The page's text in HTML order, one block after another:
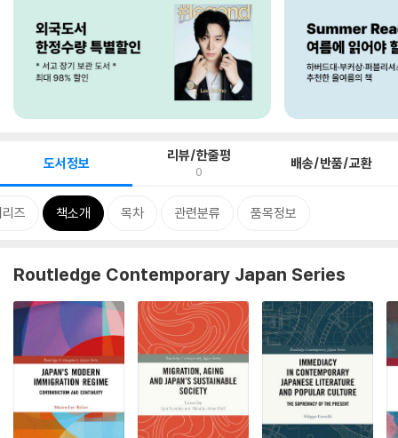
도서정보 리뷰/한줄평
0 배송/반품/교환
즈 책소개 목차 관련분류 품목정보
Routledge Contemporary Japan Series